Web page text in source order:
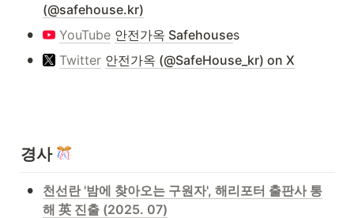
(@safehouse.kr)
• YouTube 안전가옥 Safehouses
• Twitter 안전가옥 (@SafeHouse_kr) on X
경사
•
천선란 '밤에 찾아오는 구원자', 해리포터 출판사 통
해 英 진출 (2025. 07)